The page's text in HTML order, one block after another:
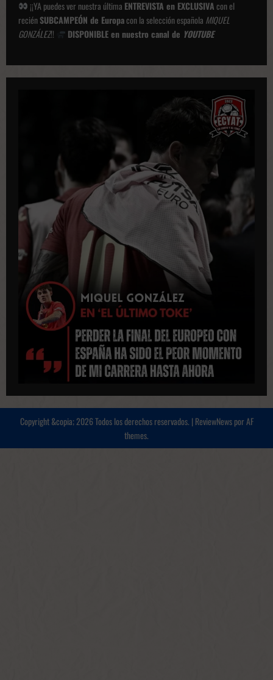
¡¡YA puedes ver nuestra última ENTREVISTA en EXCLUSIVAcon el
reciénSUBCAMPEÓN de Europacon la selección española MIQUEL
GONZÁLEZ!! DISPONIBLE en nuestro canal de YOUTUBE
Copyright &copia; 2026 Todos los derechos reservados. |ReviewNewspor AF
themes.